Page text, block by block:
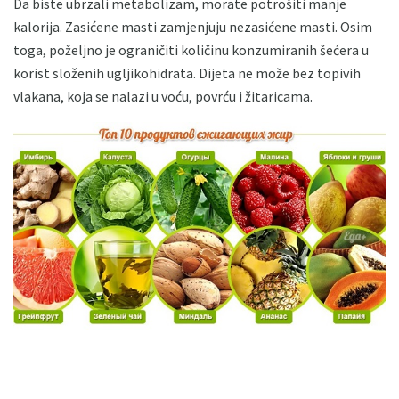
Da biste ubrzali metabolizam, morate potrošiti manje
kalorija. Zasićene masti zamjenjuju nezasićene masti. Osim
toga, poželjno je ograničiti količinu konzumiranih šećera u
korist složenih ugljikohidrata. Dijeta ne može bez topivih
vlakana, koja se nalazi u voću, povrću i žitaricama.